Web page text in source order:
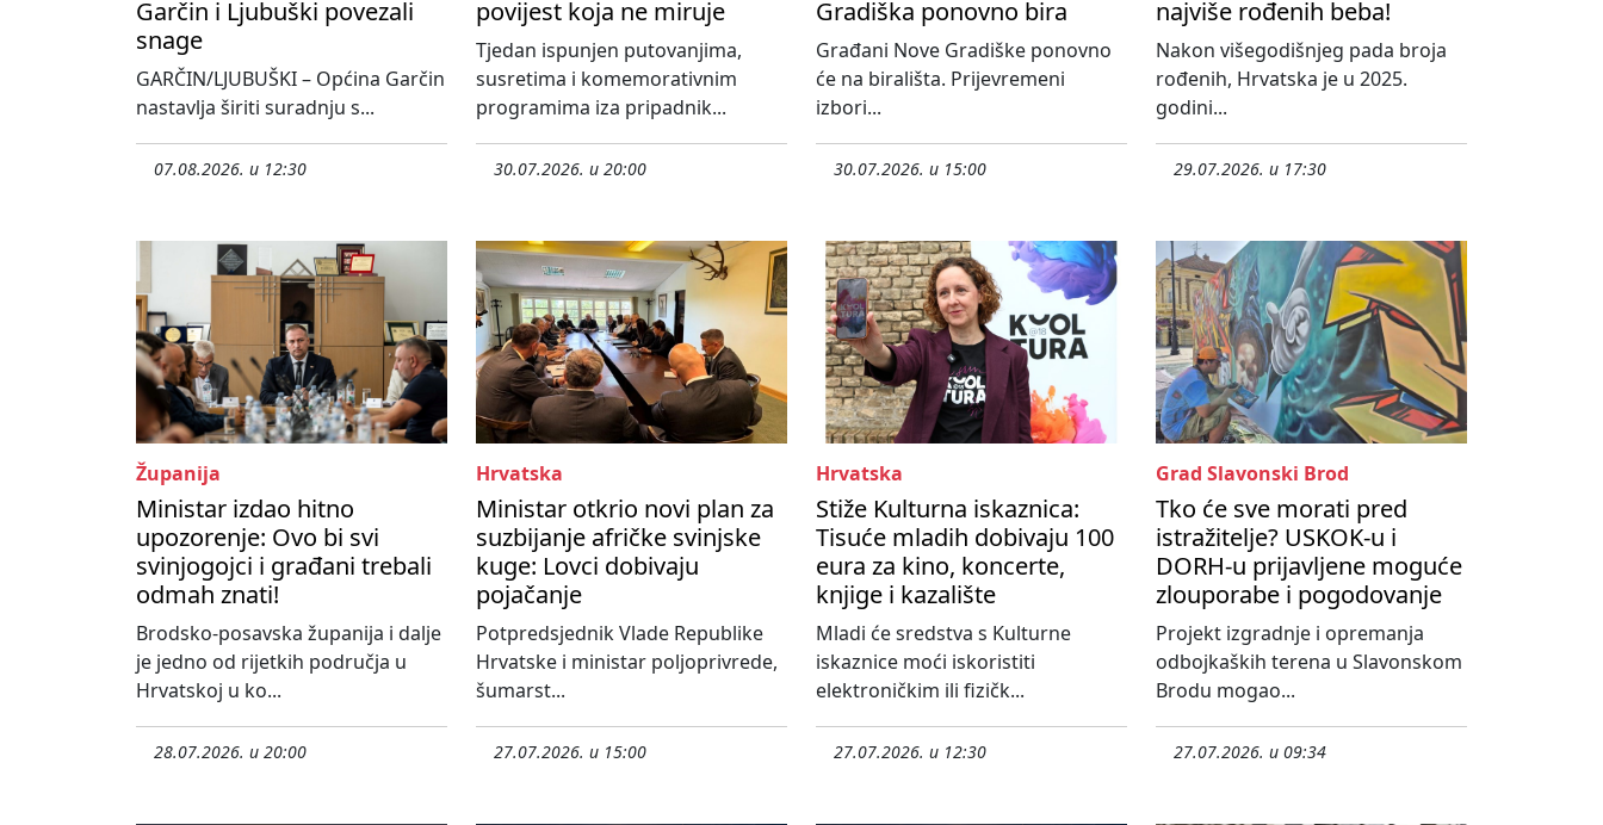
Garčin i Ljubuški povezali
snage
GARČIN/LJUBUŠKI – Općina Garčin
nastavlja širiti suradnju s...
07.08.2026. u 12:30
povijest koja ne miruje
Tjedan ispunjen putovanjima,
susretima i komemorativnim
programima iza pripadnik...
30.07.2026. u 20:00
Gradiška ponovno bira
Građani Nove Gradiške ponovno
će na birališta. Prijevremeni
izbori...
30.07.2026. u 15:00
najviše rođenih beba!
Nakon višegodišnjeg pada broja
rođenih, Hrvatska je u 2025.
godini...
29.07.2026. u 17:30
Županija
Ministar izdao hitno
upozorenje: Ovo bi svi
svinjogojci i građani trebali
odmah znati!
Brodsko-posavska županija i dalje
je jedno od rijetkih područja u
Hrvatskoj u ko...
28.07.2026. u 20:00
Hrvatska
Ministar otkrio novi plan za
suzbijanje afričke svinjske
kuge: Lovci dobivaju
pojačanje
Potpredsjednik Vlade Republike
Hrvatske i ministar poljoprivrede,
šumarst...
27.07.2026. u 15:00
Hrvatska
Stiže Kulturna iskaznica:
Tisuće mladih dobivaju 100
eura za kino, koncerte,
knjige i kazalište
Mladi će sredstva s Kulturne
iskaznice moći iskoristiti
elektroničkim ili fizičk...
27.07.2026. u 12:30
Grad Slavonski Brod
Tko će sve morati pred
istražitelje? USKOK-u i
DORH-u prijavljene moguće
zlouporabe i pogodovanje
Projekt izgradnje i opremanja
odbojkaških terena u Slavonskom
Brodu mogao...
27.07.2026. u 09:34